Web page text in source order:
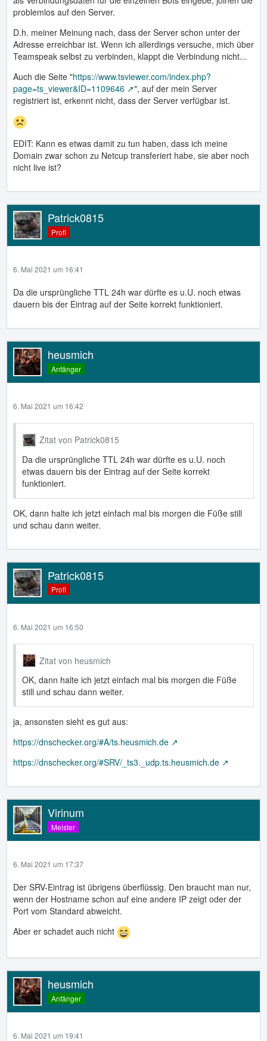
problemlos auf den Server.
D.h. meiner Meinung nach, dass der Server schon unter der
Adresse erreichbar ist. Wenn ich allerdings versuche, mich über
Teamspeak selbst zu verbinden, klappt die Verbindung nicht...
Auch die Seite "https://www.tsviewer.com/index.php?
page=ts_viewer&ID=1109646
", auf der mein Server
registriert ist, erkennt nicht, dass der Server verfügbar ist.
EDIT: Kann es etwas damit zu tun haben, dass ich meine
Domain zwar schon zu Netcup transferiert habe, sie aber noch
nicht live ist?
Patrick0815
Profi
6. Mai 2021 um 16:41
Da die ursprüngliche TTL 24h war dürfte es u.U. noch etwas
dauern bis der Eintrag auf der Seite korrekt funktioniert.
heusmich
Anfänger
6. Mai 2021 um 16:42
Zitat von Patrick0815
Da die ursprüngliche TTL 24h war dürfte es u.U. noch
etwas dauern bis der Eintrag auf der Seite korrekt
funktioniert.
OK, dann halte ich jetzt einfach mal bis morgen die Füße still
und schau dann weiter.
Patrick0815
Profi
6. Mai 2021 um 16:50
Zitat von heusmich
OK, dann halte ich jetzt einfach mal bis morgen die Füße
still und schau dann weiter.
ja, ansonsten sieht es gut aus:
https://dnschecker.org/#A/ts.heusmich.de
https://dnschecker.org/#SRV/_ts3._udp.ts.heusmich.de
Virinum
Meister
6. Mai 2021 um 17:37
Der SRV-Eintrag ist übrigens überflüssig. Den braucht man nur,
wenn der Hostname schon auf eine andere IP zeigt oder der
Port vom Standard abweicht.
Aber er schadet auch nicht
heusmich
Anfänger
6. Mai 2021 um 19:41